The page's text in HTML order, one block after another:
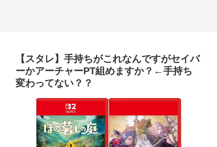
【スタレ】手持ちがこれなんですがセイバ
ーかアーチャーPT組めますか？←手持ち
変わってない？？